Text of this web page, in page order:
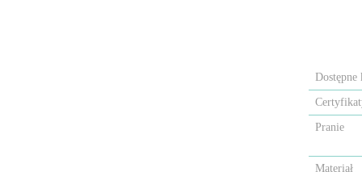
Pranie
Materiał